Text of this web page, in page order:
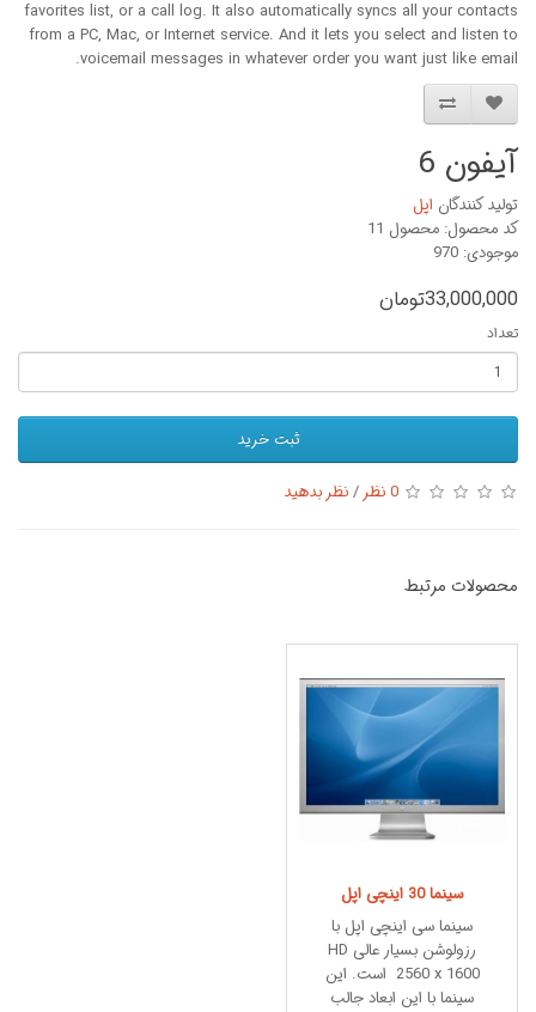
favorites list, or a call log. It also automatically syncs all your contacts
from a PC, Mac, or Internet service. And it lets you select and listen to
voicemail messages in whatever order you want just like email.
آیفون 6
تولید کنندگان اپل
کد محصول: محصول 11
موجودی: 970
33,000,000تومان
تعداد
ثبت خرید
0 نظر /نظر بدهید
محصولات مرتبط
سینما 30 اینچی اپل
سینما سی اینچی اپل با
رزولوشن بسیار عالی HD
2560 x 1600 است. این
سینما با این ابعاد جالب